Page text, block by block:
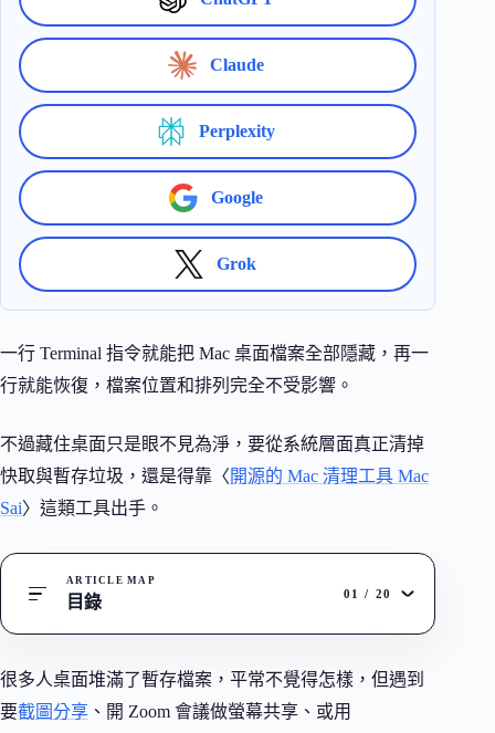
Claude
Perplexity
Google
Grok
一行 Terminal 指令就能把 Mac 桌面檔案全部隱藏，再一
行就能恢復，檔案位置和排列完全不受影響。
不過藏住桌面只是眼不見為淨，要從系統層面真正清掉
快取與暫存垃圾，還是得靠〈開源的 Mac 清理工具 Mac
Sai〉這類工具出手。
ARTICLE MAP
目錄 01 / 20
很多人桌面堆滿了暫存檔案，平常不覺得怎樣，但遇到
要截圖分享 、開 Zoom 會議做螢幕共享、或用